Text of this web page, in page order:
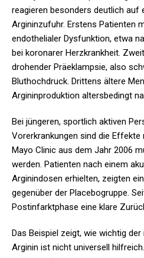
reagieren besonders deutlich auf
Argininzufuhr. Erstens Patienten
endothelialer Dysfunktion, etwa
bei koronarer Herzkrankheit.
drohender Präeklampsie, also
Bluthochdruck. Drittens ältere
Argininproduktion altersbedingt
Bei jüngeren, sportlich aktiven
Vorerkrankungen sind die Effekte
Mayo Clinic aus dem Jahr 2006
werden. Patienten nach einem
Arginindosen erhielten, zeigten
gegenüber der Placebogruppe.
Postinfarktphase eine klare
Das Beispiel zeigt, wie wichtig
Arginin ist nicht universell